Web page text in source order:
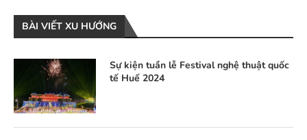
BÀI VIẾT XU HƯỚNG
Sự kiện tuần lễ Festival nghệ thuật quốc
tế Huế 2024